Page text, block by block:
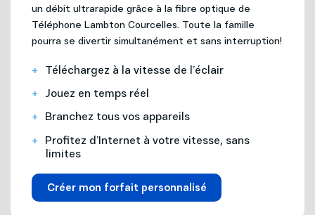
un débit ultrarapide grâce à la fibre optique de
Téléphone Lambton Courcelles. Toute la famille
pourra se divertir simultanément et sans interruption!
Téléchargez à la vitesse de l’éclair
Jouez en temps réel
Branchez tous vos appareils
Profitez d’Internet à votre vitesse, sans
limites
Créer mon forfait personnalisé